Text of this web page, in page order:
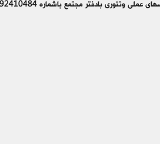
مجتمع باشماره 09192410484تماس حاصل فرمایند.